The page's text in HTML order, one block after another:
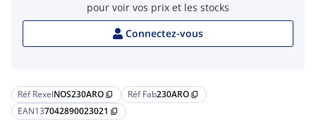
Réf RexelNOS230ARO content_copy Réf Fab230ARO content_copy
EAN137042890023021 content_copy
pour voir vos prix et les stocks
Connectez-vous